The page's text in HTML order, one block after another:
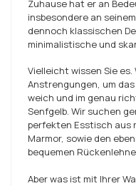
Zuhause hat er an
insbesondere an
dennoch klassischen
minimalistische und
Vielleicht wissen Sie
Anstrengungen, um
weich und im genau
Senfgelb. Wir suchen
perfekten Esstisch aus
Marmor, sowie den
bequemen
Aber was ist mit Ihrer